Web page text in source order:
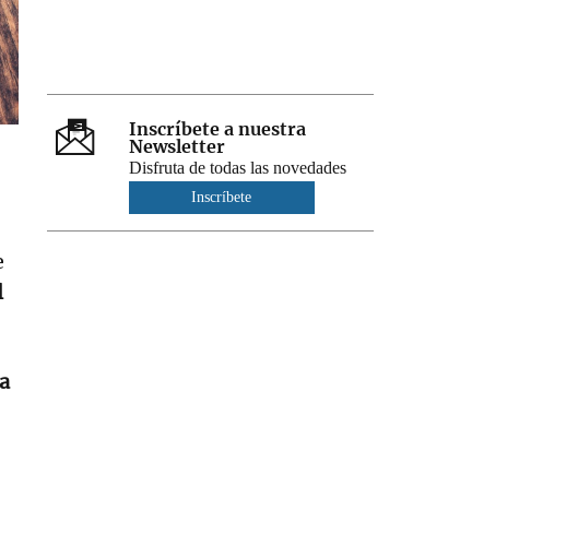
Inscríbete a nuestra
Newsletter
Disfruta de todas las novedades
Inscríbete